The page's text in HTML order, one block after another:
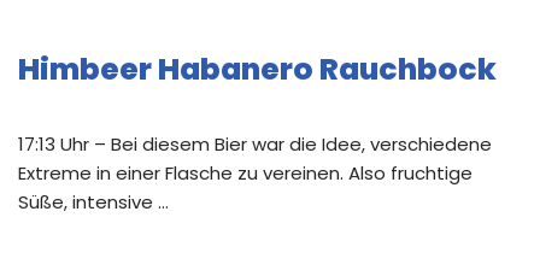
Himbeer Habanero Rauchbock
17:13 Uhr – Bei diesem Bier war die Idee, verschiedene
Extreme in einer Flasche zu vereinen. Also fruchtige
Süße, intensive …